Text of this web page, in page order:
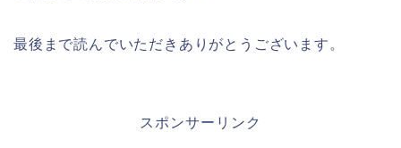
最後まで読んでいただきありがとうございます。
スポンサーリンク